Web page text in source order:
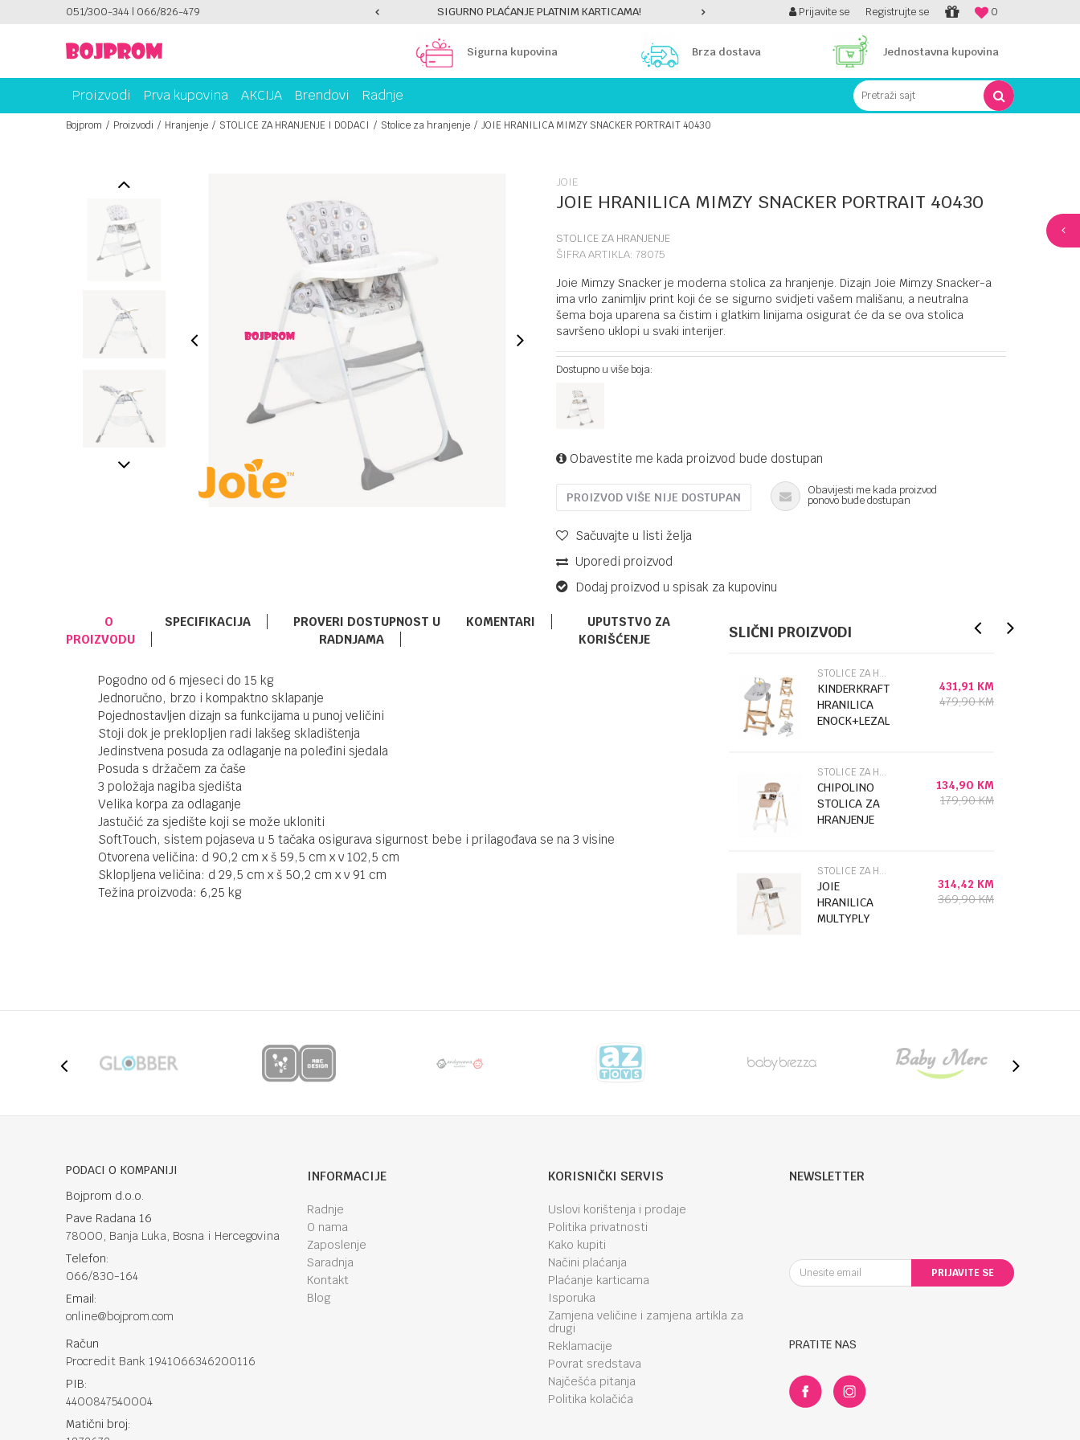
051/300-344 | 066/826-479PLATI UNICREDIT KARTICOM NA RATE! SIGURNO PLAĆANJE PLATNIM KARTICAMA! PLATI UNICREDIT KARTICOM NA RATE! 0
Prijavite se Registrujte se
Sigurna kupovina Brza dostava Jednostavna kupovina
Proizvodi Prva kupovina AKCIJA Brendovi Radnje Pretraži sajt
Bojprom Proizvodi Hranjenje STOLICE ZA HRANJENJE I DODACI Stolice za hranjenje JOIE HRANILICA MIMZY SNACKER PORTRAIT 40430
JOIE
JOIE HRANILICA MIMZY SNACKER PORTRAIT 40430
STOLICE ZA HRANJENJE
ŠIFRA ARTIKLA: 78075
Joie Mimzy Snacker je moderna stolica za hranjenje. Dizajn Joie Mimzy Snacker-a
ima vrlo zanimljiv print koji će se sigurno svidjeti vašem mališanu, a neutralna
šema boja uparena sa čistim i glatkim linijama osigurat će da se ova stolica
savršeno uklopi u svaki interijer.
Dostupno u više boja:
Obavestite me kada proizvod bude dostupan
PROIZVOD VIŠE NIJE DOSTUPAN
Obavijesti me kada proizvod
ponovo bude dostupan
Sačuvajte u listi želja
Uporedi proizvod
Dodaj proizvod u spisak za kupovinu
O
PROIZVODU
SPECIFIKACIJA
PROVERI DOSTUPNOST U
RADNJAMA
KOMENTARI
UPUTSTVO ZA
KORIŠĆENJE
Pogodno od 6 mjeseci do 15 kg
Jednoručno, brzo i kompaktno sklapanje
Pojednostavljen dizajn sa funkcijama u punoj veličini
Stoji dok je preklopljen radi lakšeg skladištenja
Jedinstvena posuda za odlaganje na poleđini sjedala
Posuda s držačem za čaše
3 položaja nagiba sjedišta
Velika korpa za odlaganje
Jastučić za sjedište koji se može ukloniti
SoftTouch, sistem pojaseva u 5 tačaka osigurava sigurnost bebe i prilagođava se na 3 visine
Otvorena veličina: d 90,2 cm x š 59,5 cm x v 102,5 cm
Sklopljena veličina: d 29,5 cm x š 50,2 cm x v 91 cm
Težina proizvoda: 6,25 kg
POŠALJI
SLIČNI PROIZVODI
TRIPP TRAPP
STOLICE ZA HRANJENJE
KINDERKRAFT
HRANILICA
ENOCK+LEZALJKA
431,91 KM
479,90KM
STOLICE ZA HRANJENJE
CHIPOLINO
STOLICA ZA
HRANJENJE
STHCS02602LA
134,90 KM
179,90KM
STOLICE ZA HRANJENJE
JOIE
HRANILICA
MULTYPLY
314,42 KM
369,90KM
PODACI O KOMPANIJI
Bojprom d.o.o.
Pave Radana 16
78000, Banja Luka, Bosna i Hercegovina
Telefon:
066/830-164
Email:
online@bojprom.com
Račun
Procredit Bank 1941066346200116
PIB:
4400847540004
Matični broj:
INFORMACIJE
Radnje
O nama
Zaposlenje
Saradnja
Kontakt
Blog
KORISNIČKI SERVIS
Uslovi korištenja i prodaje
Politika privatnosti
Kako kupiti
Načini plaćanja
Plaćanje karticama
Isporuka
Zamjena veličine i zamjena artikla za
drugi
Reklamacije
Povrat sredstava
Najčešća pitanja
Politika kolačića
NEWSLETTER
PRIJAVITE SE
PRATITE NAS